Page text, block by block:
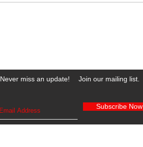
Never miss an update! Join our mailing list.
Subscribe Now